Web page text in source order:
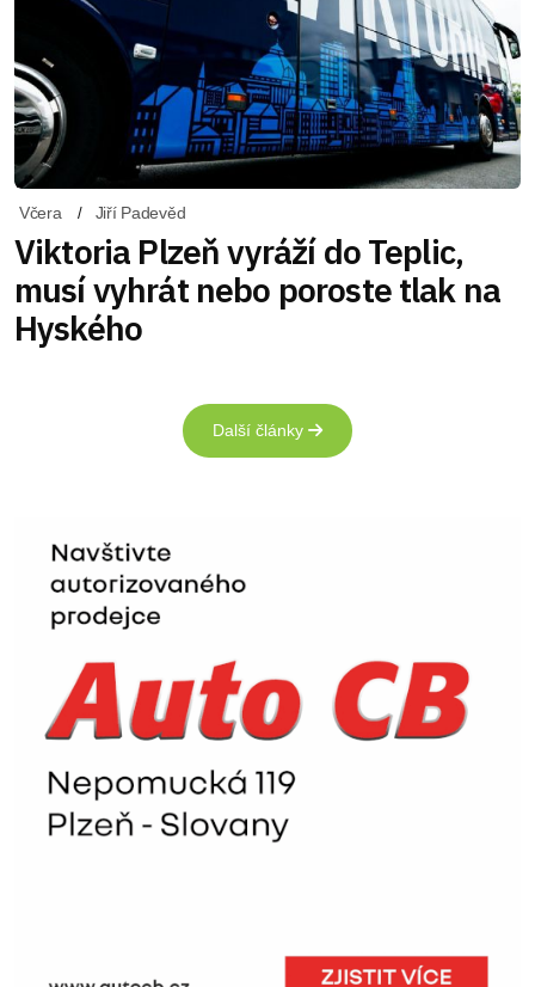
Včera Jiří Padevěd
Viktoria Plzeň vyráží do Teplic,
musí vyhrát nebo poroste tlak na
Hyského
Další články